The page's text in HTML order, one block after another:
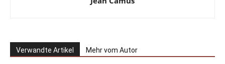
Verwandte Artikel Mehr vom Autor